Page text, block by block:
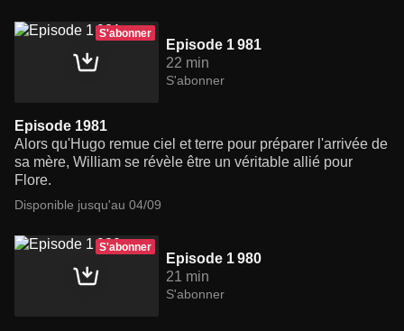
S'abonner
Episode 1 981
22 min
S'abonner
Episode 1981
Alors qu'Hugo remue ciel et terre pour préparer l'arrivée de
sa mère, William se révèle être un véritable allié pour
Flore.
Disponible jusqu'au 04/09
S'abonner
Episode 1 980
21 min
S'abonner